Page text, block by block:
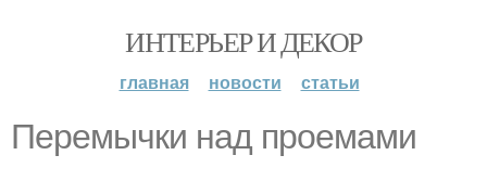
ИНТЕРЬЕР И ДЕКОР
главная новости статьи
Перемычки над проемами